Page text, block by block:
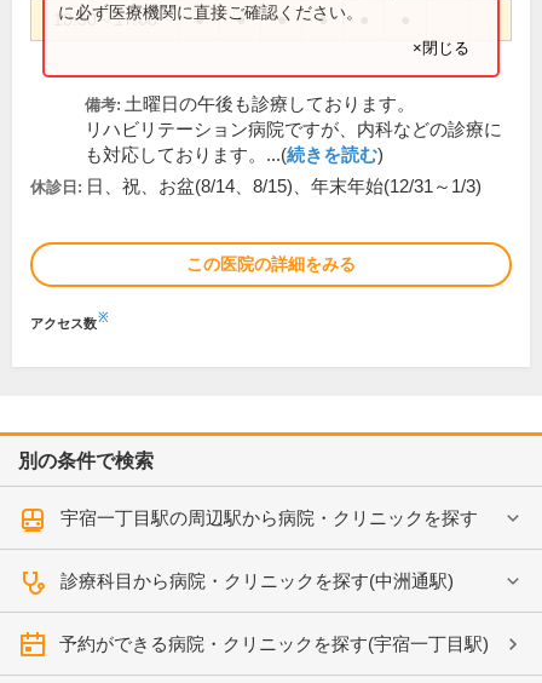
13:30～17:00 ● ● ● ●
に必ず医療機関に直接ご確認ください。
×閉じる
備考: 土曜日の午後も診療しております。
リハビリテーション病院ですが、内科などの診療に
も対応しております。...(続きを読む)
休診日: 日、祝、お盆(8/14、8/15)、年末年始(12/31～1/3)
この医院の詳細をみる
アクセス数※
別の条件で検索
宇宿一丁目駅の周辺駅から病院・クリニックを探す
診療科目から病院・クリニックを探す(中洲通駅)
予約ができる病院・クリニックを探す(宇宿一丁目駅)